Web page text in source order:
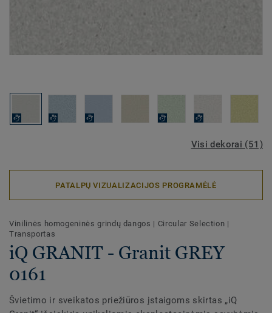
Visi dekorai (51)
PATALPŲ VIZUALIZACIJOS PROGRAMĖLĖ
Vinilinės homogeninės grindų dangos | Circular Selection |
Transportas
iQ GRANIT - Granit GREY
0161
Švietimo ir sveikatos priežiūros įstaigoms skirtas „iQ